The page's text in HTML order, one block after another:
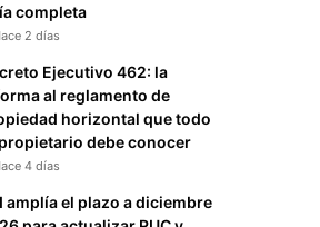
completa
2 días
Ejecutivo 462: la
al reglamento de
horizontal que todo
debe conocer
4 días
amplía el plazo a diciembre